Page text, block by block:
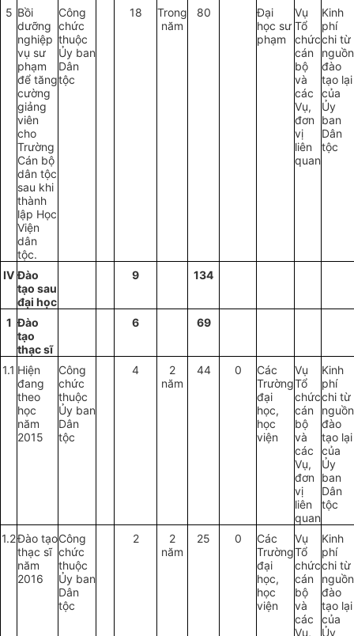
5 Bồi
dưỡng
nghiệp
vụ sư
phạm
để tăng
cường
giảng
viên
cho
Trường
Cán bộ
dân tộc
sau khi
thành
lập Học
Viện
dân
tộc.
Công
chức
thuộc
Ủy ban
Dân
tộc
18
Trong
năm
80
Đại
học sư
phạm
Vụ
Tổ
chức
cán
bộ
và
các
Vụ,
đơn
vị
liên
quan
Kinh
phí
chi từ
nguồn
đào
tạo lại
của
Ủy
ban
Dân
tộc
IV Đào
tạo sau
đại học
9 134
1 Đào
tạo
thạc sĩ
6 69
1.1 Hiện
đang
theo
học
năm
2015
Công
chức
thuộc
Ủy ban
Dân
tộc
4
2
năm
44 0
Các
Trường
đại
học,
học
viện
Vụ
Tổ
chức
cán
bộ
và
các
Vụ,
đơn
vị
liên
quan
Kinh
phí
chi từ
nguồn
đào
tạo lại
của
Ủy
ban
Dân
tộc
1.2Đào tạo
thạc sĩ
năm
2016
Công
chức
thuộc
Ủy ban
Dân
tộc
2
2
năm
25 0
Các
Trường
đại
học,
học
viện
Vụ
Tổ
chức
cán
bộ
và
các
Vụ,
Kinh
phí
chi từ
nguồn
đào
tạo lại
của
Ủy